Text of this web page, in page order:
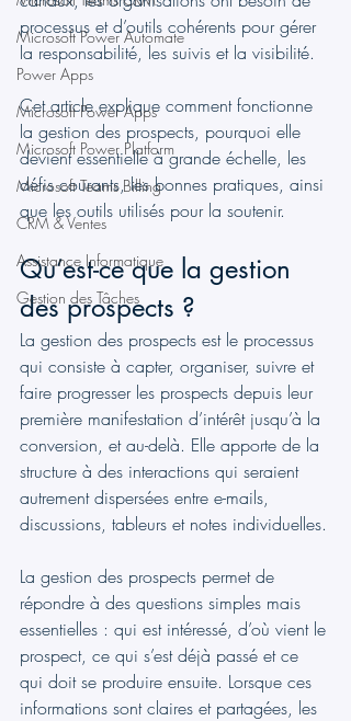
Microsoft Power Automate
Power Apps
Microsoft Power Apps
Microsoft Power Platform
Microsoft Teams Billing
CRM & Ventes
Assistance Informatique
Gestion des Tâches
processus et d’outils cohérents pour gérer
la responsabilité, les suivis et la visibilité.
Cet article explique comment fonctionne
la gestion des prospects, pourquoi elle
devient essentielle à grande échelle, les
défis courants, les bonnes pratiques, ainsi
que les outils utilisés pour la soutenir.
Qu’est-ce que la gestion
des prospects ?
La gestion des prospects est le processus
qui consiste à capter, organiser, suivre et
faire progresser les prospects depuis leur
première manifestation d’intérêt jusqu’à la
conversion, et au-delà. Elle apporte de la
structure à des interactions qui seraient
autrement dispersées entre e-mails,
discussions, tableurs et notes individuelles.
La gestion des prospects permet de
répondre à des questions simples mais
essentielles : qui est intéressé, d’où vient le
prospect, ce qui s’est déjà passé et ce
qui doit se produire ensuite. Lorsque ces
informations sont claires et partagées, les